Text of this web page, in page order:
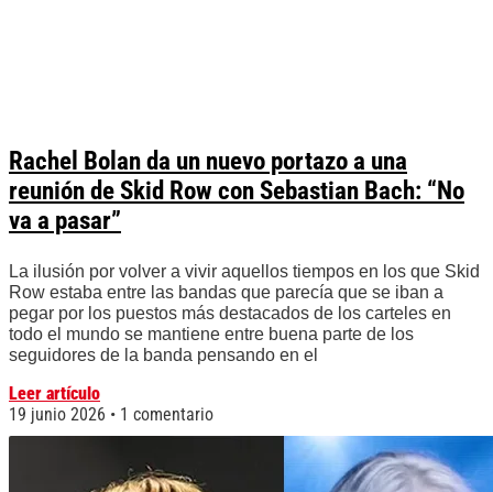
Rachel Bolan da un nuevo portazo a una
reunión de Skid Row con Sebastian Bach: “No
va a pasar”
La ilusión por volver a vivir aquellos tiempos en los que Skid
Row estaba entre las bandas que parecía que se iban a
pegar por los puestos más destacados de los carteles en
todo el mundo se mantiene entre buena parte de los
seguidores de la banda pensando en el
Leer artículo
19 junio 2026
1 comentario